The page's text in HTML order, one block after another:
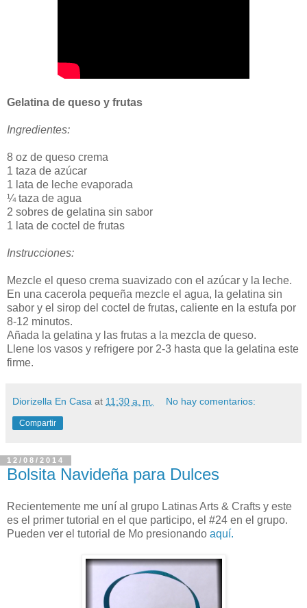
Gelatina de queso y frutas
Ingredientes:
8 oz de queso crema
1 taza de azúcar
1 lata de leche evaporada
¼ taza de agua
2 sobres de gelatina sin sabor
1 lata de coctel de frutas
Instrucciones:
Mezcle el queso crema suavizado con el azúcar y la leche.
En una cacerola pequeña mezcle el agua, la gelatina sin
sabor y el sirop del coctel de frutas, caliente en la estufa por
8-12 minutos.
Añada la gelatina y las frutas a la mezcla de queso.
Llene los vasos y refrigere por 2-3 hasta que la gelatina este
firme.
Diorizella En Casa at 11:30 a. m. No hay comentarios:
Compartir
12/08/2014
Bolsita Navideña para Dulces
Recientemente me uní al grupo Latinas Arts & Crafts y este
es el primer tutorial en el que participo, el #24 en el grupo.
Pueden ver el tutorial de Mo presionando aquí.